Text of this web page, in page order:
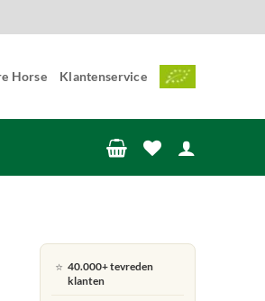
Horse Klantenservice
⭐ 40.000+ tevreden
klanten